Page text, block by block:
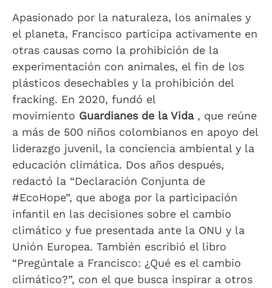
Apasionado por la naturaleza, los animales y
el planeta, Francisco participa activamente en
otras causas como la prohibición de la
experimentación con animales, el fin de los
plásticos desechables y la prohibición del
fracking. En 2020, fundó el
movimiento Guardianes de la Vida, que reúne
a más de 500 niños colombianos en apoyo del
liderazgo juvenil, la conciencia ambiental y la
educación climática. Dos años después,
redactó la “Declaración Conjunta de
#EcoHope”, que aboga por la participación
infantil en las decisiones sobre el cambio
climático y fue presentada ante la ONU y la
Unión Europea. También escribió el libro
“Pregúntale a Francisco: ¿Qué es el cambio
climático?”, con el que busca inspirar a otros